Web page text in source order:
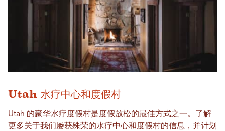
Utah 水疗中心和度假村
Utah 的豪华水疗度假村是度假放松的最佳方式之一。了解
更多关于我们屡获殊荣的水疗中心和度假村的信息，并计划